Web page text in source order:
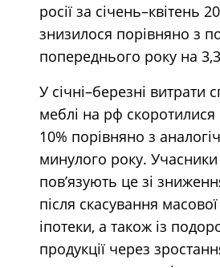
росії за січень–квітень
знизилося порівняно з
попереднього року на
У січні–березні витрати
меблі на рф
10% порівняно з
минулого року.
пов’язують це зі
після скасування масової
іпотеки, а також із
продукції через